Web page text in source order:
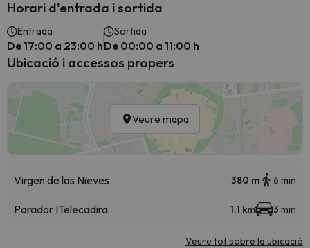
Horari d'entrada i sortida
Entrada
De 17:00 a 23:00 h
Sortida
De 00:00 a 11:00 h
Ubicació i accessos propers
Veure mapa
Virgen de las Nieves 380 m 6 min
Parador ITelecadira 1.1 km 3 min
Veure tot sobre la ubicació